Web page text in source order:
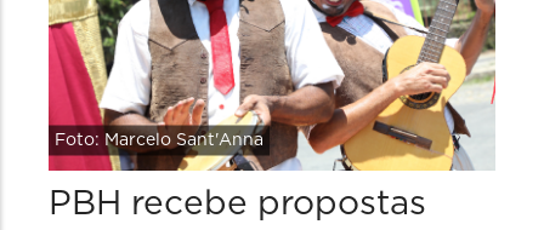
Foto: Marcelo Sant'Anna
PBH recebe propostas